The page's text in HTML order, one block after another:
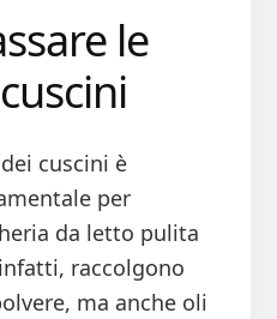
le
cuscini è
per
da letto pulita
raccolgono
ma anche oli